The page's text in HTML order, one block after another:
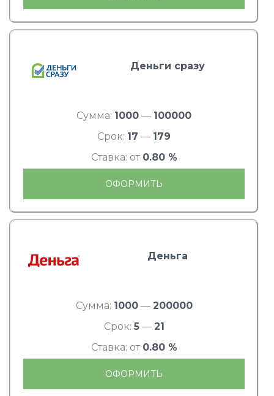
Деньги сразу
Сумма: 1000 — 100000
Срок: 17 — 179
Ставка: от 0.80 %
ОФОРМИТЬ
Деньга
Сумма: 1000— 200000
Срок: 5— 21
Ставка: от 0.80 %
ОФОРМИТЬ